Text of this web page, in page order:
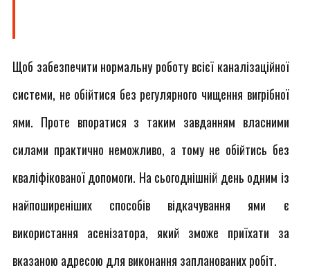
Щоб забезпечити нормальну роботу всієї каналізаційної
системи, не обійтися без регулярного чищення вигрібної
ями. Проте впоратися з таким завданням власними
силами практично неможливо, а тому не обійтись без
кваліфікованої допомоги. На сьогоднішній день одним із
найпоширеніших способів відкачування ями є
використання асенізатора, який зможе приїхати за
вказаною адресою для виконання запланованих робіт.